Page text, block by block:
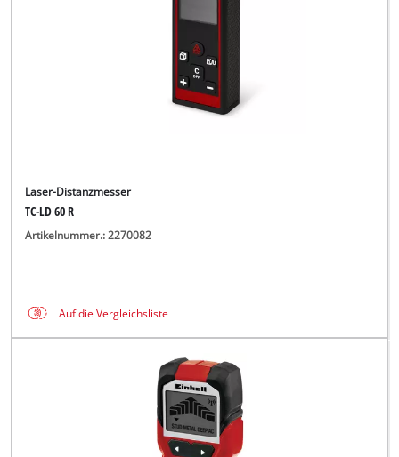
Laser-Distanzmesser
TC-LD 60 R
Artikelnummer.: 2270082
Auf die Vergleichsliste